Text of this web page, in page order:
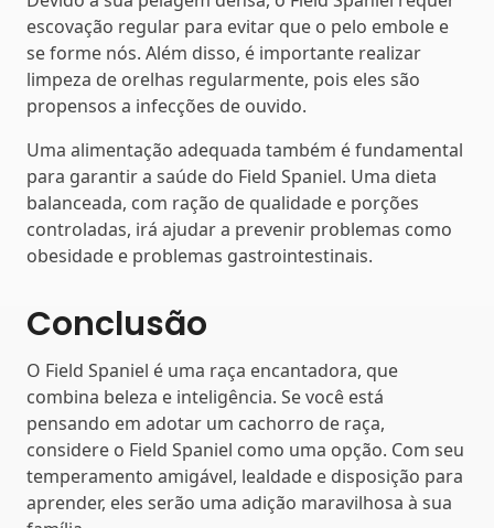
escovação regular para evitar que o pelo embole e
se forme nós. Além disso, é importante realizar
limpeza de orelhas regularmente, pois eles são
propensos a infecções de ouvido.
Uma alimentação adequada também é fundamental
para garantir a saúde do Field Spaniel. Uma dieta
balanceada, com ração de qualidade e porções
controladas, irá ajudar a prevenir problemas como
obesidade e problemas gastrointestinais.
Conclusão
O Field Spaniel é uma raça encantadora, que
combina beleza e inteligência. Se você está
pensando em adotar um cachorro de raça,
considere o Field Spaniel como uma opção. Com seu
temperamento amigável, lealdade e disposição para
aprender, eles serão uma adição maravilhosa à sua